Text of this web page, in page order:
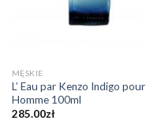
MĘSKIE
L’ Eau par Kenzo Indigo pour
Homme 100ml
285.00zł